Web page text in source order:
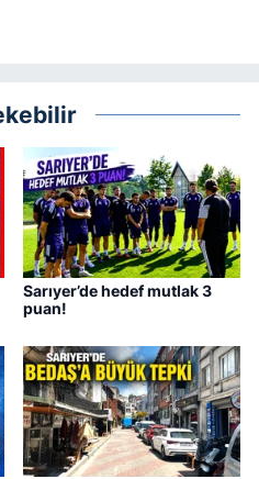
Sarıyer’de hedef mutlak 3
puan!